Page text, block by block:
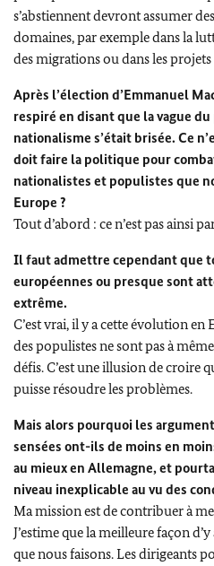
s’abstiennent devront assumer
domaines, par exemple dans la
des migrations ou dans les
Après l’élection d’Emmanuel
respiré en disant que la vague
nationalisme s’était brisée. Ce
doit faire la politique pour
nationalistes et populistes que
Europe ?
Tout d’abord : ce n’est pas ainsi
Il faut admettre cependant que
européennes ou presque sont
extrême.
C’est vrai, il y a cette évolution
des populistes ne sont pas à
défis. C’est une illusion de croire
puisse résoudre les problèmes.
Mais alors pourquoi les
sensées ont-ils de moins en
au mieux en Allemagne, et
niveau inexplicable au vu des
Ma mission est de contribuer à
J’estime que la meilleure façon
que nous faisons. Les dirigeants